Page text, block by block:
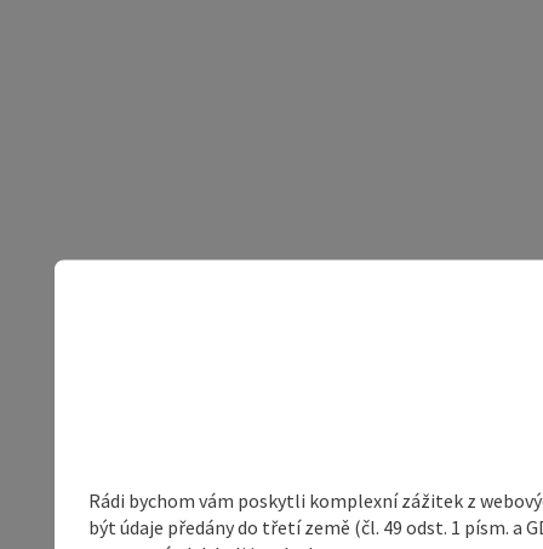
Rádi bychom vám poskytli komplexní zážitek z
být údaje předány do třetí země (čl. 49 odst. 1 písm.